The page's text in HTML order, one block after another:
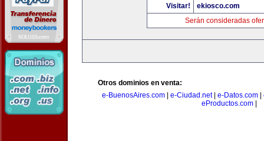
Visitar!
ekiosco.com
Serán consideradas
Otros dominios en venta:
e-BuenosAires.com| e-Ciudad.net| e-Datos.com|
eProductos.com